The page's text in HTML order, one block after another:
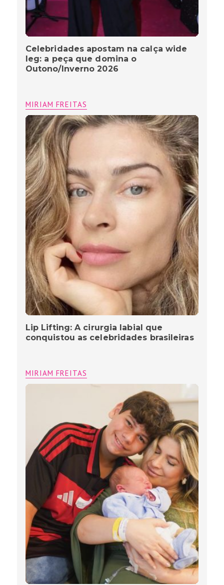
Celebridades apostam na calça wide
leg: a peça que domina o
Outono/Inverno 2026
MIRIAM FREITAS
Lip Lifting: A cirurgia labial que
conquistou as celebridades brasileiras
MIRIAM FREITAS